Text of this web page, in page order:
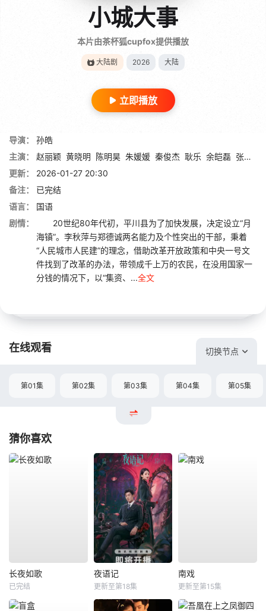
小城大事
本片由茶杯狐cupfox提供播放
大陆剧 2026 大陆
立即播放
导演：
孙皓
主演：
赵丽颖 黄晓明 陈明昊 朱媛媛 秦俊杰 耿乐 余皑磊 张国强
更新：
2026-01-27 20:30
备注：
已完结
语言：
国语
剧情：
20世纪80年代初，平川县为了加快发展，决定设立“月
海镇”。李秋萍与郑德诚两名能力及个性突出的干部，秉着
“人民城市人民建”的理念，借助改革开放政策和中央一号文
件找到了改革的办法，带领成千上万的农民，在没用国家一
分钱的情况下，以“集资、...全文
在线观看 切换节点
第01集 第02集 第03集 第04集 第05集
猜你喜欢
长夜如歌
已完结
夜语记
更新至第18集
南戏
更新至第15集